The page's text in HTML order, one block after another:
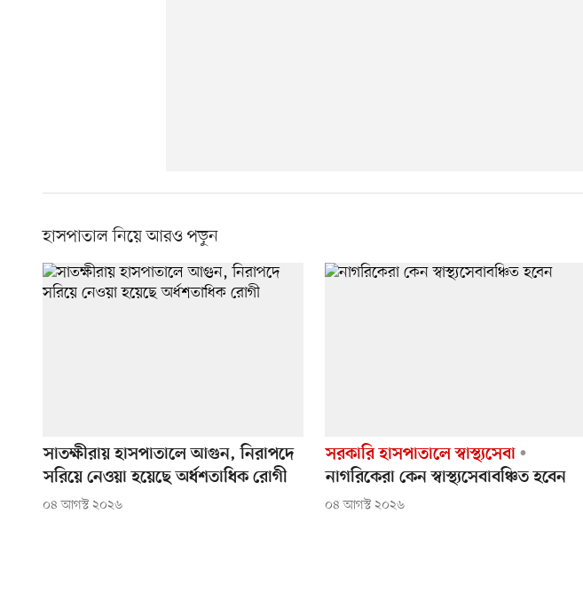
হাসপাতাল নিয়ে আরও পড়ুন
সাতক্ষীরায় হাসপাতালে আগুন, নিরাপদে
সরিয়ে নেওয়া হয়েছে অর্ধশতাধিক রোগী
০৪ আগস্ট ২০২৬
সরকারি হাসপাতালে স্বাস্থ্যসেবা
নাগরিকেরা কেন স্বাস্থ্যসেবাবঞ্চিত হবেন
০৪ আগস্ট ২০২৬